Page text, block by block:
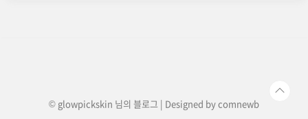
© glowpickskin 님의 블로그 | Designed bycomnewb